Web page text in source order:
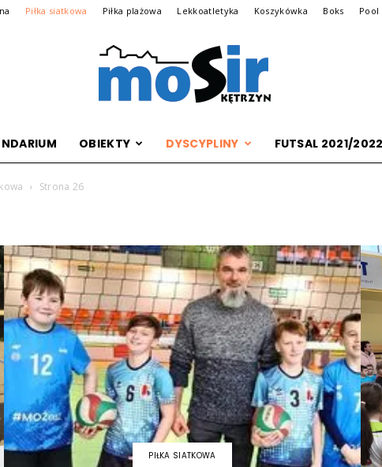
Piłka siatkowa Piłka plażowa Lekkoatletyka Koszykówka Boks Pool
Archiwalna
wersja
strony
OBIEKTY DYSCYPLINY FUTSAL 2021/2022
Strona 26
PIŁKA SIATKOWA